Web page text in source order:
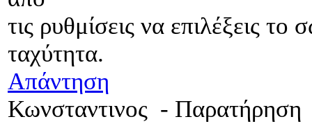
τις ρυθμίσεις να επιλέξεις το
ταχύτητα.
Απάντηση
Κωνσταντινος - Παρατήρηση